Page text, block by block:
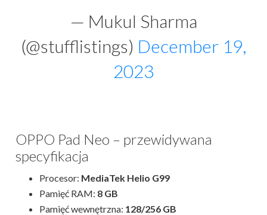
— Mukul Sharma
(@stufflistings) December 19,
2023
OPPO Pad Neo – przewidywana
specyfikacja
Procesor: MediaTek Helio G99
Pamięć RAM: 8 GB
Pamięć wewnętrzna: 128/256 GB